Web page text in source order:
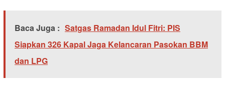
Baca Juga : Satgas Ramadan Idul Fitri: PIS
Siapkan 326 Kapal Jaga Kelancaran Pasokan BBM
dan LPG